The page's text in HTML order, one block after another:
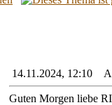
14.11.2024, 12:10
Guten Morgen liebe